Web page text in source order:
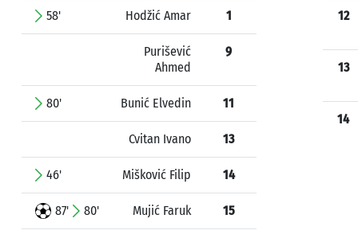
58' Hodžić Amar 1
Purišević
Ahmed
9
80' Bunić Elvedin 11
Cvitan Ivano 13
46' Mišković Filip 14
87' 80' Mujić Faruk 15
12
13
14